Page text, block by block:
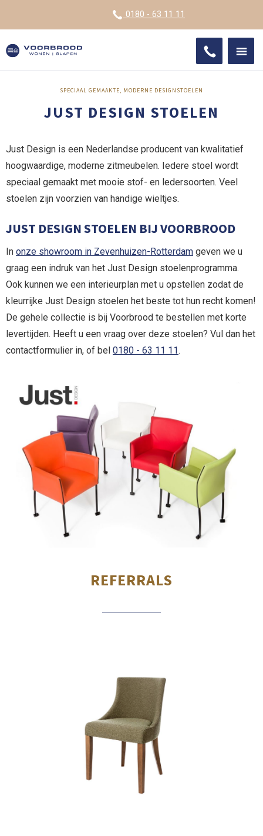
0180 - 63 11 11
JUST DESIGN STOELEN
SPECIAAL GEMAAKTE, MODERNE DESIGNSTOELEN
Just Design is een Nederlandse producent van kwalitatief
hoogwaardige, moderne zitmeubelen. Iedere stoel wordt
speciaal gemaakt met mooie stof- en ledersoorten. Veel
stoelen zijn voorzien van handige wieltjes.
JUST DESIGN STOELEN BIJ VOORBROOD
In onze showroom in Zevenhuizen-Rotterdam geven we u
graag een indruk van het Just Design stoelenprogramma.
Ook kunnen we een interieurplan met u opstellen zodat de
kleurrijke Just Design stoelen het beste tot hun recht komen!
De gehele collectie is bij Voorbrood te bestellen met korte
levertijden. Heeft u een vraag over deze stoelen? Vul dan het
contactformulier in, of bel 0180 - 63 11 11.
REFERRALS